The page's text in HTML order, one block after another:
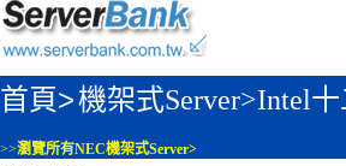
首頁>機架式Server>Intel
>>瀏覽所有NEC機架式Server>